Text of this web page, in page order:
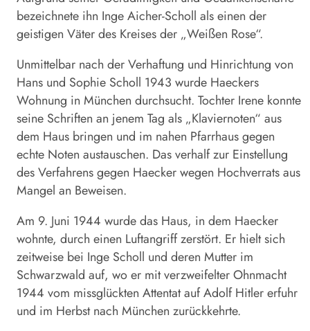
bezeichnete ihn Inge Aicher-Scholl als einen der
geistigen Väter des Kreises der „Weißen Rose“.
Unmittelbar nach der Verhaftung und Hinrichtung von
Hans und Sophie Scholl 1943 wurde Haeckers
Wohnung in München durchsucht. Tochter Irene konnte
seine Schriften an jenem Tag als „Klaviernoten“ aus
dem Haus bringen und im nahen Pfarrhaus gegen
echte Noten austauschen. Das verhalf zur Einstellung
des Verfahrens gegen Haecker wegen Hochverrats aus
Mangel an Beweisen.
Am 9. Juni 1944 wurde das Haus, in dem Haecker
wohnte, durch einen Luftangriff zerstört. Er hielt sich
zeitweise bei Inge Scholl und deren Mutter im
Schwarzwald auf, wo er mit verzweifelter Ohnmacht
1944 vom missglückten Attentat auf Adolf Hitler erfuhr
und im Herbst nach München zurückkehrte.